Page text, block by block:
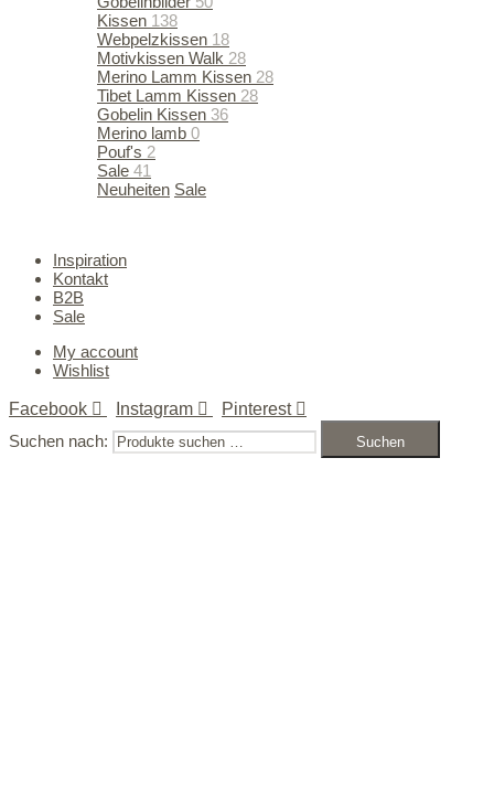
Kissen 138
Webpelzkissen 18
Motivkissen Walk 28
Merino Lamm Kissen 28
Tibet Lamm Kissen 28
Gobelin Kissen 36
Merino lamb 0
Pouf's 2
Sale 41
Neuheiten Sale
Inspiration
Kontakt
B2B
Sale
My account
Wishlist
Facebook Instagram
Pinterest
Suchen nach:
Suchen